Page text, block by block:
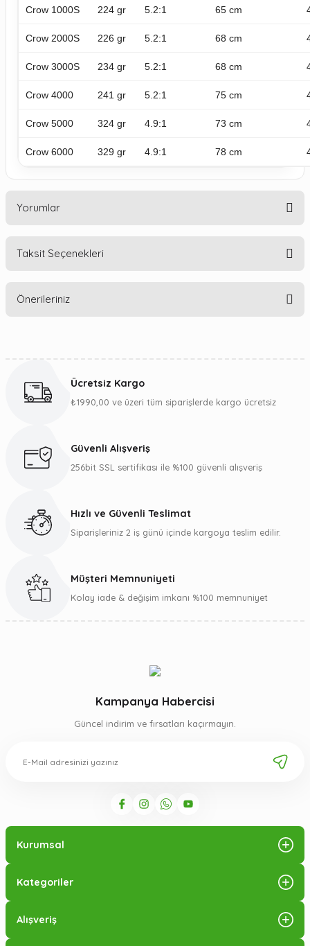
Crow 1000S 224 gr 5.2:1 65 cm
Crow 2000S 226 gr 5.2:1 68 cm
Crow 3000S 234 gr 5.2:1 68 cm
Crow 4000 241 gr 5.2:1 75 cm
Crow 5000 324 gr 4.9:1 73 cm
Crow 6000 329 gr 4.9:1 78 cm
Yorumlar
Taksit Seçenekleri
Önerileriniz
Görüş ve önerileriniz için teşekkür ederiz.
Ürün bilgilerinde hatalar bulunuyor.
Gönder
Ücretsiz Kargo
₺1990,00 ve üzeri tüm siparişlerde kargo ücretsiz
Güvenli Alışveriş
256bit SSL sertifikası ile %100 güvenli alışveriş
Hızlı ve Güvenli Teslimat
Siparişleriniz 2 iş günü içinde kargoya teslim edilir.
Müşteri Memnuniyeti
Kolay iade & değişim imkanı %100 memnuniyet
Kampanya Habercisi
Güncel indirim ve fırsatları kaçırmayın.
Kurumsal
Kategoriler
Alışveriş